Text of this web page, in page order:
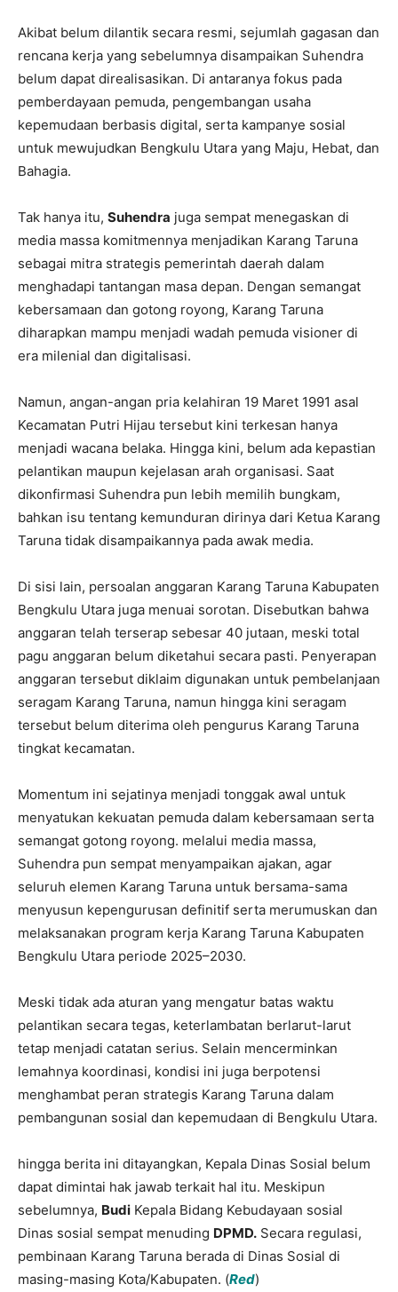
Akibat belum dilantik secara resmi, sejumlah gagasan dan
rencana kerja yang sebelumnya disampaikan Suhendra
belum dapat direalisasikan. Di antaranya fokus pada
pemberdayaan pemuda, pengembangan usaha
kepemudaan berbasis digital, serta kampanye sosial
untuk mewujudkan Bengkulu Utara yang Maju, Hebat, dan
Bahagia.
Tak hanya itu, Suhendra juga sempat menegaskan di
media massa komitmennya menjadikan Karang Taruna
sebagai mitra strategis pemerintah daerah dalam
menghadapi tantangan masa depan. Dengan semangat
kebersamaan dan gotong royong, Karang Taruna
diharapkan mampu menjadi wadah pemuda visioner di
era milenial dan digitalisasi.
Namun, angan-angan pria kelahiran 19 Maret 1991 asal
Kecamatan Putri Hijau tersebut kini terkesan hanya
menjadi wacana belaka. Hingga kini, belum ada kepastian
pelantikan maupun kejelasan arah organisasi. Saat
dikonfirmasi Suhendra pun lebih memilih bungkam,
bahkan isu tentang kemunduran dirinya dari Ketua Karang
Taruna tidak disampaikannya pada awak media.
Di sisi lain, persoalan anggaran Karang Taruna Kabupaten
Bengkulu Utara juga menuai sorotan. Disebutkan bahwa
anggaran telah terserap sebesar 40 jutaan, meski total
pagu anggaran belum diketahui secara pasti. Penyerapan
anggaran tersebut diklaim digunakan untuk pembelanjaan
seragam Karang Taruna, namun hingga kini seragam
tersebut belum diterima oleh pengurus Karang Taruna
tingkat kecamatan.
Momentum ini sejatinya menjadi tonggak awal untuk
menyatukan kekuatan pemuda dalam kebersamaan serta
semangat gotong royong. melalui media massa,
Suhendra pun sempat menyampaikan ajakan, agar
seluruh elemen Karang Taruna untuk bersama-sama
menyusun kepengurusan definitif serta merumuskan dan
melaksanakan program kerja Karang Taruna Kabupaten
Bengkulu Utara periode 2025–2030.
Meski tidak ada aturan yang mengatur batas waktu
pelantikan secara tegas, keterlambatan berlarut-larut
tetap menjadi catatan serius. Selain mencerminkan
lemahnya koordinasi, kondisi ini juga berpotensi
menghambat peran strategis Karang Taruna dalam
pembangunan sosial dan kepemudaan di Bengkulu Utara.
hingga berita ini ditayangkan, Kepala Dinas Sosial belum
dapat dimintai hak jawab terkait hal itu. Meskipun
sebelumnya, Budi Kepala Bidang Kebudayaan sosial
Dinas sosial sempat menuding DPMD. Secara regulasi,
pembinaan Karang Taruna berada di Dinas Sosial di
masing-masing Kota/Kabupaten. (Red)